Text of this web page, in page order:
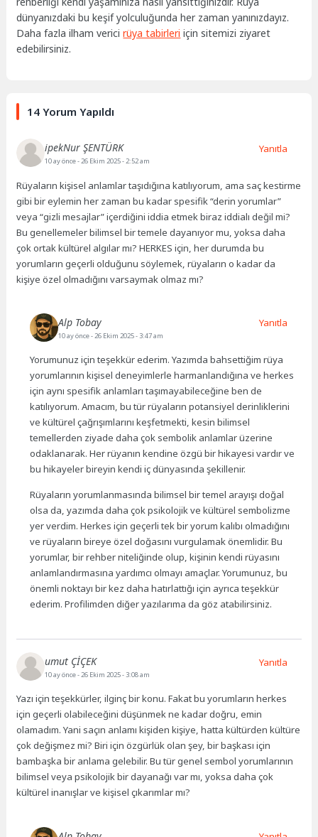
dünyanızdaki bu keşif yolculuğunda her zaman yanınızdayız.
Daha fazla ilham vericirüya tabirleri için sitemizi ziyaret
edebilirsiniz.
14 Yorum Yapıldı
ipekNur ŞENTÜRK
10 ay önce- 26 Ekim 2025 - 2:52 am
Rüyaların kişisel anlamlar taşıdığına katılıyorum, ama saç kestirme
gibi bir eylemin her zaman bu kadar spesifik “derin yorumlar”
veya “gizli mesajlar” içerdiğini iddia etmek biraz iddialı değil mi?
Bu genellemeler bilimsel bir temele dayanıyor mu, yoksa daha
çok ortak kültürel algılar mı? HERKES için, her durumda bu
yorumların geçerli olduğunu söylemek, rüyaların o kadar da
kişiye özel olmadığını varsaymak olmaz mı?
Yanıtla
Alp Tobay
10 ay önce- 26 Ekim 2025 - 3:47 am
Yorumunuz için teşekkür ederim. Yazımda bahsettiğim rüya
yorumlarının kişisel deneyimlerle harmanlandığına ve herkes
için aynı spesifik anlamları taşımayabileceğine ben de
katılıyorum. Amacım, bu tür rüyaların potansiyel derinliklerini
ve kültürel çağrışımlarını keşfetmekti, kesin bilimsel
temellerden ziyade daha çok sembolik anlamlar üzerine
odaklanarak. Her rüyanın kendine özgü bir hikayesi vardır ve
bu hikayeler bireyin kendi iç dünyasında şekillenir.
Rüyaların yorumlanmasında bilimsel bir temel arayışı doğal
olsa da, yazımda daha çok psikolojik ve kültürel sembolizme
yer verdim. Herkes için geçerli tek bir yorum kalıbı olmadığını
ve rüyaların bireye özel doğasını vurgulamak önemlidir. Bu
yorumlar, bir rehber niteliğinde olup, kişinin kendi rüyasını
anlamlandırmasına yardımcı olmayı amaçlar. Yorumunuz, bu
önemli noktayı bir kez daha hatırlattığı için ayrıca teşekkür
ederim. Profilimden diğer yazılarıma da göz atabilirsiniz.
Yanıtla
umut ÇİÇEK
10 ay önce- 26 Ekim 2025 - 3:08 am
Yazı için teşekkürler, ilginç bir konu. Fakat bu yorumların herkes
için geçerli olabileceğini düşünmek ne kadar doğru, emin
olamadım. Yani saçın anlamı kişiden kişiye, hatta kültürden kültüre
çok değişmez mi? Biri için özgürlük olan şey, bir başkası için
bambaşka bir anlama gelebilir. Bu tür genel sembol yorumlarının
bilimsel veya psikolojik bir dayanağı var mı, yoksa daha çok
kültürel inanışlar ve kişisel çıkarımlar mı?
Yanıtla